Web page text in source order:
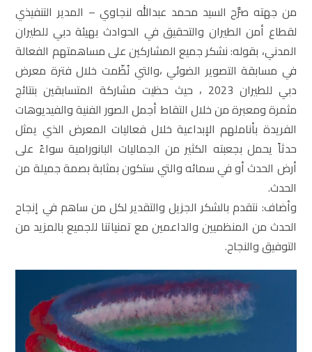
من جهته صرَّح السيد محمد عبدالله لنجاوي – المدير التنفيذي
لقطاع أمن الطيران والتحقيق في الحوادث بهيئة دبي للطيران
المدني، بقوله: نشكر جميع المشاركين على مساهمتهم الفعالة
في مسابقة التصوير الضوئي ،والتي نُظّمت خلال فترة معرض
دبي للطيران 2023 ، حيث حظيت مشاركة المتسابقين بنتائج
مثمرة ومعبرة من خلال التقاط أجمل الصور الفنية والفيديوهات
الفريدة بأناملهم الإبداعية خلال فعاليات المعرض الذي يمثل
حدثاً يحمل بجعبته الكثير من الجماليات البانورامية سواءً على
أرض الحدث أو في سمائه والتي ستكون بمثابة بصمة جميلة من
الحدث.
وأضاف: نتقدم بالشكر الجزيل والتقدير لكل من ساهم في إنجاح
الحدث من المنظميين والداعمين مع تمنياتنا للجميع بالمزيد من
التوفيق والنجاح.